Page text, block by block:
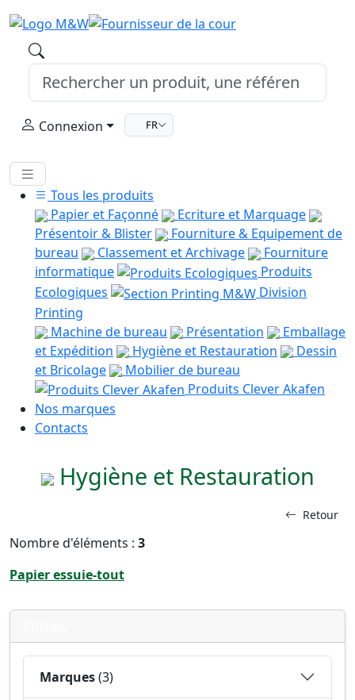
Connexion FR
Tous les produits
Papier et Façonné
Ecriture et Marquage
Présentoir & Blister
Fourniture & Equipement de
bureau
Classement et Archivage
Fourniture
informatique
Produits
Ecologiques
Division
Printing
Machine de bureau
Présentation
Emballage
et Expédition
Hygiène et Restauration
Dessin
et Bricolage
Mobilier de bureau
Produits Clever Akafen
Nos marques
Contacts
Hygiène et Restauration
Retour
Nombre d'éléments : 3
Papier essuie-tout
Marques(3)